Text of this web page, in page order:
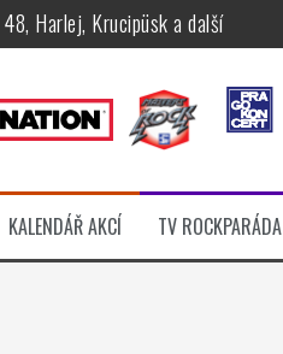
Harlej, Krucipüsk a další
velká párty s Green Jellÿ
hudbu s uměním i komunitou
KALENDÁŘ AKCÍ TV ROCKPARÁDA